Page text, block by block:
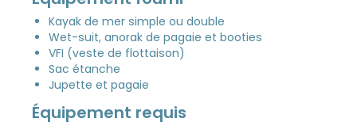
Kayak de mer simple ou double
Wet-suit, anorak de pagaie et booties
VFI (veste de flottaison)
Sac étanche
Jupette et pagaie
Équipement requis